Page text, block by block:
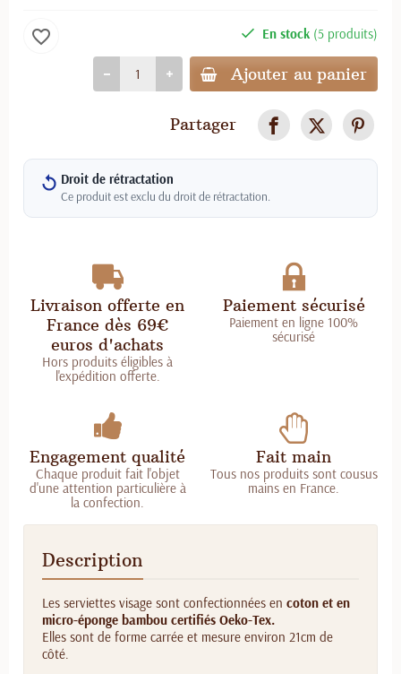
En stock (5 produits)
Ajouter au panier
favorite_border
Partager
Droit de rétractation
Ce produit est exclu du droit de rétractation.
Livraison offerte en
France dès 69€
euros d'achats
Hors produits éligibles à
l'expédition offerte.
Paiement sécurisé
Paiement en ligne 100%
sécurisé
Engagement qualité
Chaque produit fait l'objet
d'une attention particulière à
la confection.
Fait main
Tous nos produits sont cousus
mains en France.
Description
Les serviettes visage sont confectionnées en coton et en
micro-éponge bambou certifiés Oeko-Tex.
Elles sont de forme carrée et mesure environ 21cm de
côté.